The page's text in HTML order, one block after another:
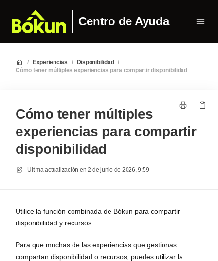
Centro de Ayuda
/ Experiencias / Disponibilidad
/
Cómo tener múltiples experiencias para compartir disponibilidad
Cómo tener múltiples
experiencias para compartir
disponibilidad
Ultima actualización en 2 de junio de 2026, 9:59
Utilice la función combinada de Bókun para compartir
disponibilidad y recursos.
Para que muchas de las experiencias que gestionas
compartan disponibilidad o recursos, puedes utilizar la